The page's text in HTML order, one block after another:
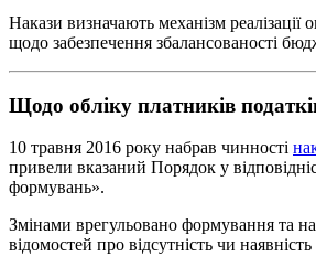
Накази визначають механізм
щодо забезпечення збалансованості
Щодо обліку платників
10 травня 2016 року набрав чинності
привели вказаний Порядок у
формувань».
Змінами врегульовано формування та
відомостей про відсутність чи